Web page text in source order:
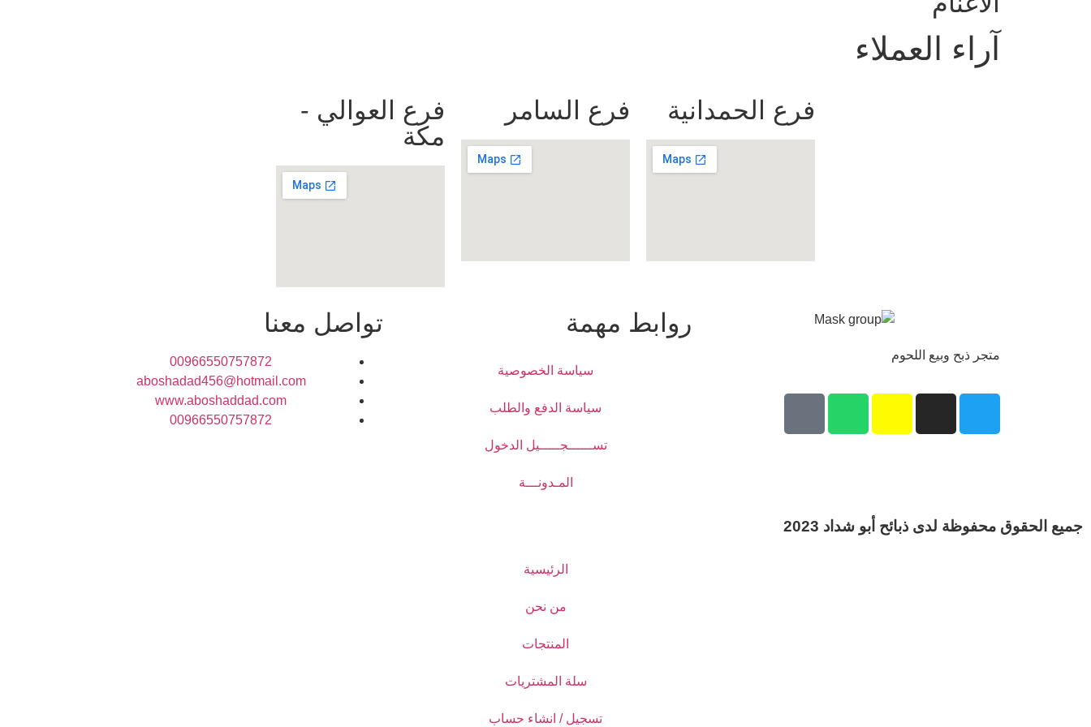
آراء العملاء
فرع الحمدانية فرع السامر
فرع العوالي -
مكة
متجر ذبح وبيع اللحوم
روابط مهمة
سياسة الخصوصية
سياسة الدفع والطلب
تســــــجـــــيل الدخول
المـدونـــة
تواصل معنا
00966550757872
aboshadad456@hotmail.com
www.aboshaddad.com
00966550757872
جميع الحقوق محفوظة لدى ذبائح أبو شداد 2023
الرئيسية
من نحن
المنتجات
سلة المشتريات
تسجيل / انشاء حساب